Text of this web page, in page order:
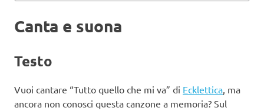
Canta e suona
Testo
Vuoi cantare “Tutto quello che mi va” di Ecklettica, ma
ancora non conosci questa canzone a memoria? Sul